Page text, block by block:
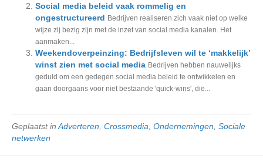
Social media beleid vaak rommelig en
ongestructureerd Bedrijven realiseren zich vaak niet op welke
wijze zij bezig zijn met de inzet van social media kanalen. Het
aanmaken...
Weekendoverpeinzing: Bedrijfsleven wil te ‘makkelijk’
winst zien met social media Bedrijven hebben nauwelijks
geduld om een gedegen social media beleid te ontwikkelen en
gaan doorgaans voor niet bestaande 'quick-wins', die...
Geplaatst inAdverteren, Crossmedia, Ondernemingen, Sociale
netwerken